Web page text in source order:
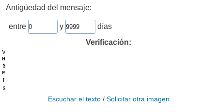
Antigüedad del mensaje:
entre y
días
Verificación:
Escuchar el texto/ Solicitar otra imagen